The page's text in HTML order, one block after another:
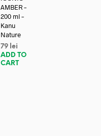
AMBER –
200 ml –
Kanu
Nature
79 lei
ADD TO
CART